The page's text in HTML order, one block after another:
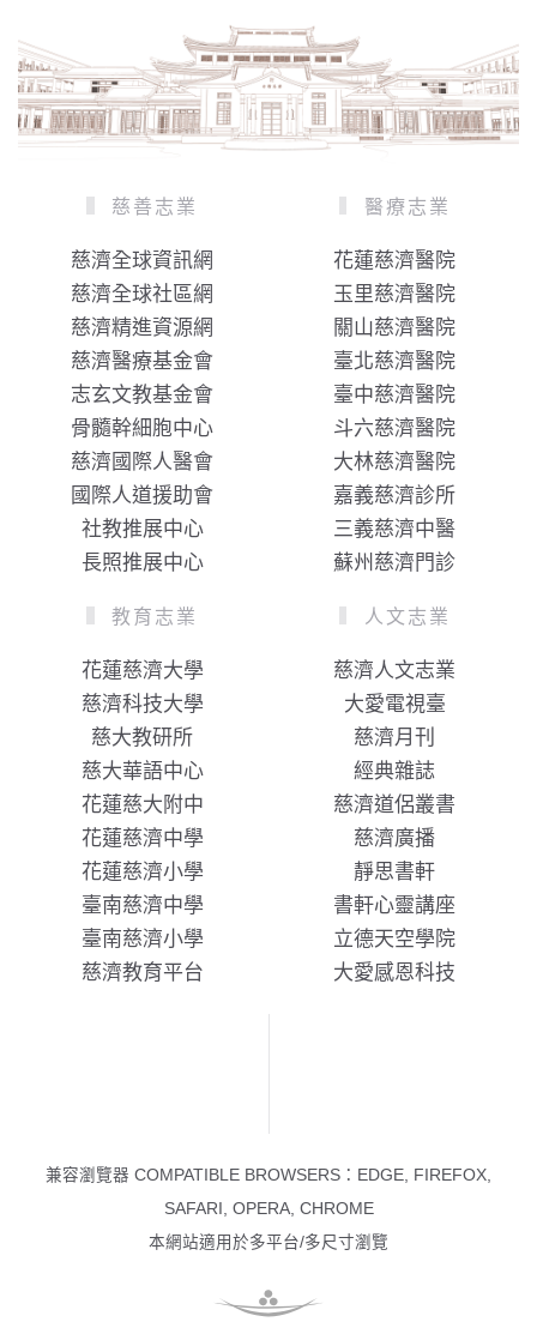
慈善志業
慈濟全球資訊網
慈濟全球社區網
慈濟精進資源網
慈濟醫療基金會
志玄文教基金會
骨髓幹細胞中心
慈濟國際人醫會
國際人道援助會
社教推展中心
長照推展中心
醫療志業
花蓮慈濟醫院
玉里慈濟醫院
關山慈濟醫院
臺北慈濟醫院
臺中慈濟醫院
斗六慈濟醫院
大林慈濟醫院
嘉義慈濟診所
三義慈濟中醫
蘇州慈濟門診
教育志業
花蓮慈濟大學
慈濟科技大學
慈大教研所
慈大華語中心
花蓮慈大附中
花蓮慈濟中學
花蓮慈濟小學
臺南慈濟中學
臺南慈濟小學
慈濟教育平台
人文志業
慈濟人文志業
大愛電視臺
慈濟月刊
經典雜誌
慈濟道侶叢書
慈濟廣播
靜思書軒
書軒心靈講座
立德天空學院
大愛感恩科技
兼容瀏覽器 COMPATIBLE BROWSERS：EDGE, FIREFOX,
SAFARI, OPERA, CHROME
本網站適用於多平台/多尺寸瀏覽